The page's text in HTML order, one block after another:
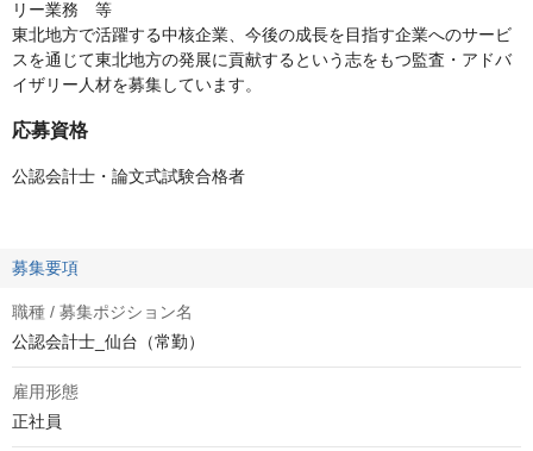
リー業務 等
東北地方で活躍する中核企業、今後の成長を目指す企業へのサービ
スを通じて東北地方の発展に貢献するという志をもつ監査・アドバ
イザリー人材を募集しています。
応募資格
公認会計士・論文式試験合格者
募集要項
職種 / 募集ポジション名
公認会計士_仙台（常勤）
雇用形態
正社員